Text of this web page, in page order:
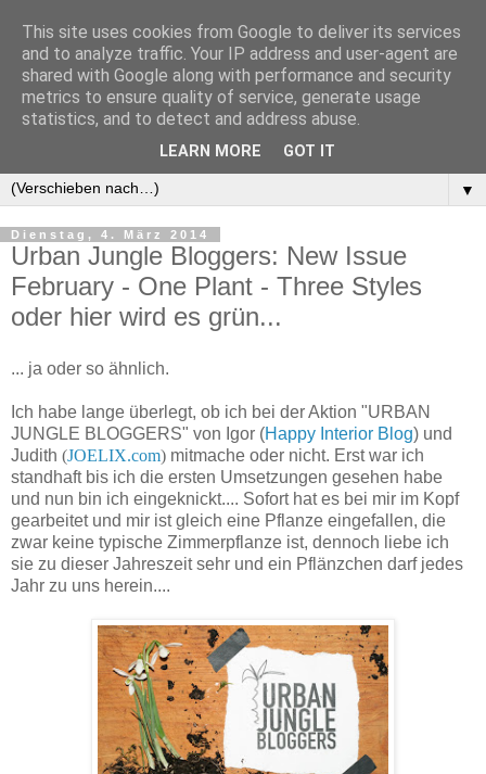
▼
Dienstag, 4. März 2014
Urban Jungle Bloggers: New Issue
February - One Plant - Three Styles
oder hier wird es grün...
... ja oder so ähnlich.
Ich habe lange überlegt, ob ich bei der Aktion "URBAN
JUNGLE BLOGGERS" von Igor (Happy Interior Blog) und
Judith (JOELIX.com) mitmache oder nicht. Erst war ich
standhaft bis ich die ersten Umsetzungen gesehen habe
und nun bin ich eingeknickt.... Sofort hat es bei mir im Kopf
gearbeitet und mir ist gleich eine Pflanze eingefallen, die
zwar keine typische Zimmerpflanze ist, dennoch liebe ich
sie zu dieser Jahreszeit sehr und ein Pflänzchen darf jedes
Jahr zu uns herein....
This site uses cookies from Google to deliver its services
and to analyze traffic. Your IP address and user-agent are
shared with Google along with performance and security
metrics to ensure quality of service, generate usage
statistics, and to detect and address abuse.
LEARN MORE GOT IT